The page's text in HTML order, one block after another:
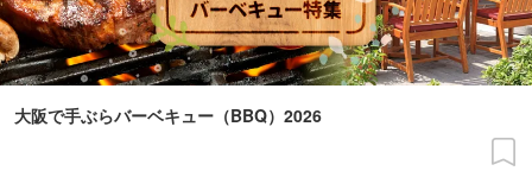
大阪で手ぶらバーベキュー（BBQ）2026